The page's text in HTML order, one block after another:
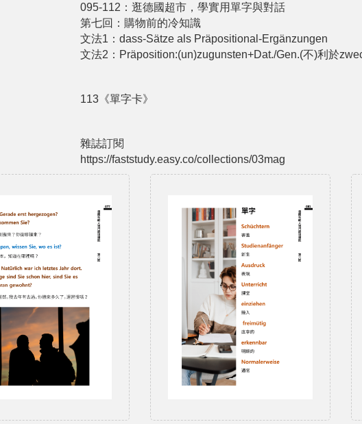
095-112：逛德國超市，學實用單字與對話
第七回：購物前的冷知識
文法1：dass-Sätze als Präpositional-Ergänzungen
文法2：Präposition:(un)zugunsten+Dat./Gen.(不)利於
113《單字卡》
雜誌訂閱
https://faststudy.easy.co/collections/03mag